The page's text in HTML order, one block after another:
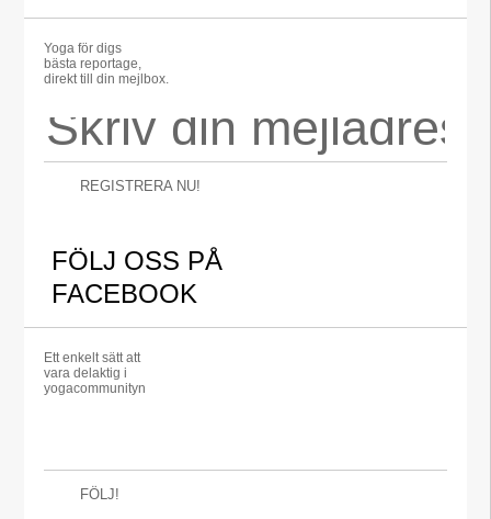
Yoga för digs
bästa reportage,
direkt till din mejlbox.
REGISTRERA NU!
FÖLJ OSS PÅ
FACEBOOK
Ett enkelt sätt att
vara delaktig i
yogacommunityn
FÖLJ!